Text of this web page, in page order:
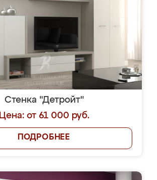
Стенка "Детройт"
Цена: от 61 000 руб.
ПОДРОБНЕЕ